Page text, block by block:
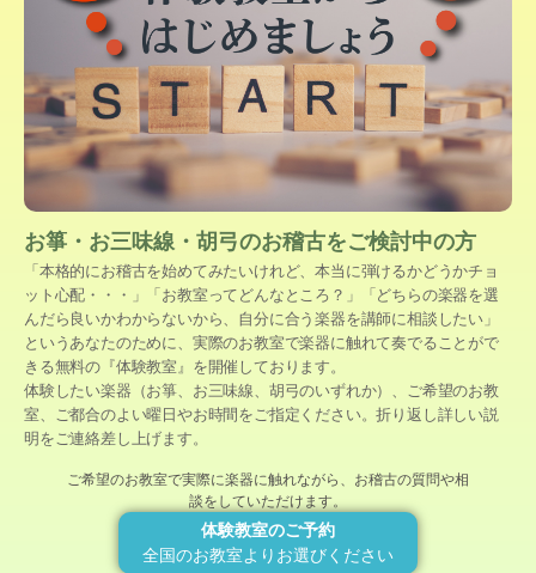
お箏・お三味線・胡弓のお稽古をご検討中の方
「本格的にお稽古を始めてみたいけれど、本当に弾けるかどうかチョ
ット心配・・・」「お教室ってどんなところ？」「どちらの楽器を選
んだら良いかわからないから、自分に合う楽器を講師に相談したい」
というあなたのために、実際のお教室で楽器に触れて奏でることがで
きる無料の『体験教室』を開催しております。
体験したい楽器（お箏、お三味線、胡弓のいずれか）、ご希望のお教
室、ご都合のよい曜日やお時間をご指定ください。折り返し詳しい説
明をご連絡差し上げます。
ご希望のお教室で実際に楽器に触れながら、お稽古の質問や相
談をしていただけます。
体験教室のご予約
全国のお教室よりお選びください